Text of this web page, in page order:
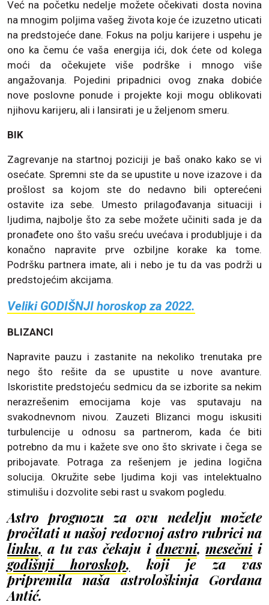
Već na početku nedelje možete očekivati dosta novina
na mnogim poljima vašeg života koje će izuzetno uticati
na predstojeće dane. Fokus na polju karijere i uspehu je
ono ka čemu će vaša energija ići, dok ćete od kolega
moći da očekujete više podrške i mnogo više
angažovanja. Pojedini pripadnici ovog znaka dobiće
nove poslovne ponude i projekte koji mogu oblikovati
njihovu karijeru, ali i lansirati je u željenom smeru.
BIK
Zagrevanje na startnoj poziciji je baš onako kako se vi
osećate. Spremni ste da se upustite u nove izazove i da
prošlost sa kojom ste do nedavno bili opterećeni
ostavite iza sebe. Umesto prilagođavanja situaciji i
ljudima, najbolje što za sebe možete učiniti sada je da
pronađete ono što vašu sreću uvećava i produbljuje i da
konačno napravite prve ozbiljne korake ka tome.
Podršku partnera imate, ali i nebo je tu da vas podrži u
predstojećim akcijama.
Veliki GODIŠNJI horoskop za 2022.
BLIZANCI
Napravite pauzu i zastanite na nekoliko trenutaka pre
nego što rešite da se upustite u nove avanture.
Iskoristite predstojeću sedmicu da se izborite sa nekim
nerazrešenim emocijama koje vas sputavaju na
svakodnevnom nivou. Zauzeti Blizanci mogu iskusiti
turbulencije u odnosu sa partnerom, kada će biti
potrebno da mu i kažete sve ono što skrivate i čega se
pribojavate. Potraga za rešenjem je jedina logična
solucija. Okružite sebe ljudima koji vas intelektualno
stimulišu i dozvolite sebi rast u svakom pogledu.
Astro prognozu za ovu nedelju možete
pročitati u našoj redovnoj astro rubrici na
linku, a tu vas čekaju i dnevni,mesečnii
godišnji horoskop, koji je za vas
pripremila naša astrološkinja Gordana
Antić.